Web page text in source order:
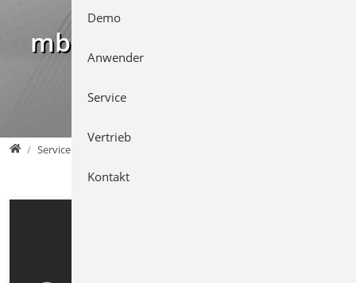
mb Videos
mb AEC Software GmbH
Service
Demo
Anwender
Service
Vertrieb
Kontakt